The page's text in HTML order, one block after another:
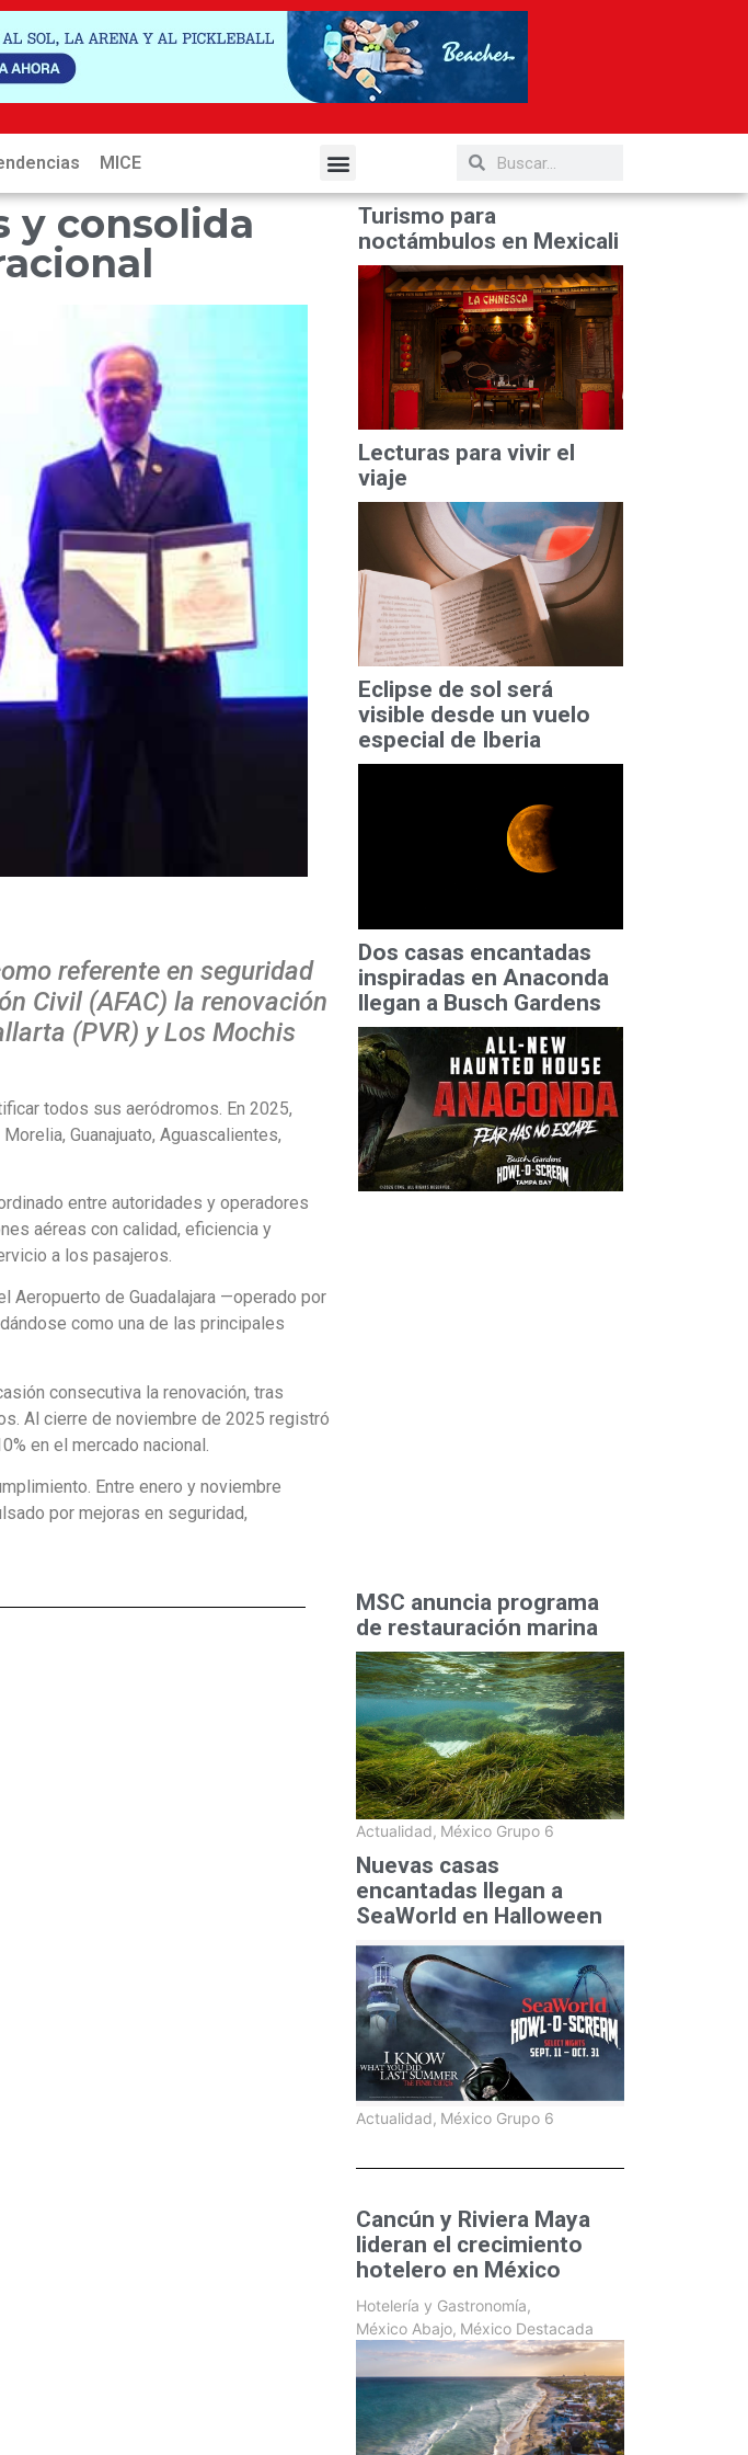
MICE
y consolida
referente en seguridad
Civil (AFAC) la renovación
(PVR) y Los Mochis
todos sus aeródromos. En 2025,
Guanajuato, Aguascalientes,
entre autoridades y operadores
aéreas con calidad, eficiencia y
a los pasajeros.
Aeropuerto de Guadalajara —operado por
como una de las principales
consecutiva la renovación, tras
Al cierre de noviembre de 2025 registró
en el mercado nacional.
Entre enero y noviembre
por mejoras en seguridad,
Turismo para
noctámbulos en Mexicali
Lecturas para vivir el
viaje
Eclipse de sol será
visible desde un vuelo
especial de Iberia
Dos casas encantadas
inspiradas en Anaconda
llegan a Busch Gardens
MSC anuncia programa
de restauración marina
Actualidad, México Grupo 6
Nuevas casas
encantadas llegan a
SeaWorld en Halloween
Actualidad, México Grupo 6
Cancún y Riviera Maya
lideran el crecimiento
hotelero en México
Hotelería y Gastronomía,
México Abajo, México Destacada